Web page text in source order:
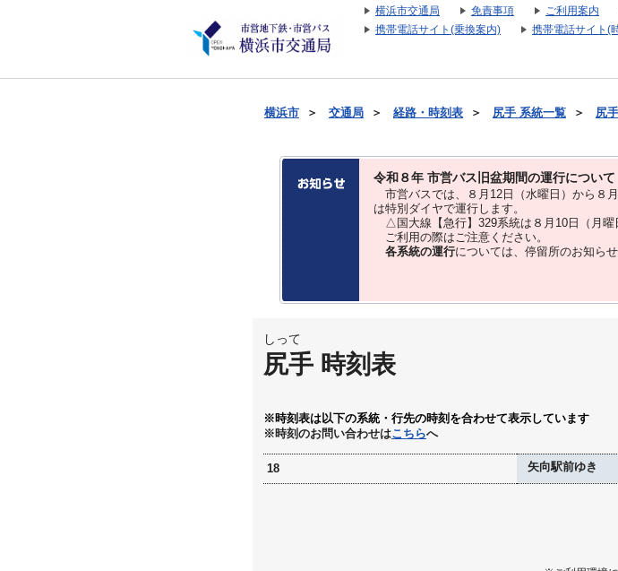
横浜市交通局 免責事項 ご利用案内
携帯電話サイト(乗換案内)
携帯電話サイト(
横浜市 ＞ 交通局 ＞ 経路・時刻表 ＞ 尻手 系統一覧 ＞ 尻
令和８年 市営バス旧盆期間の運行について
市営バスでは、８⽉12⽇（水曜日）から８
は特別ダイヤで運⾏します。
△国大線【急行】329系統は８月10日（月曜
ご利用の際はご注意ください。
各系統の運行については、停留所のお知らせ
しって
尻手 時刻表
※時刻表は以下の系統・行先の時刻を合わせて表示しています
※時刻のお問い合わせはこちらへ
18 矢向駅前ゆき